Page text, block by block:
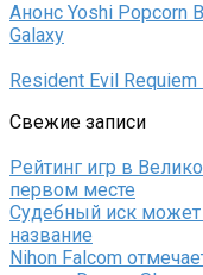
Анонс Yoshi Popcorn
Galaxy
Resident Evil
Свежие записи
Рейтинг игр в
первом месте
Судебный иск может
название
Nihon Falcom